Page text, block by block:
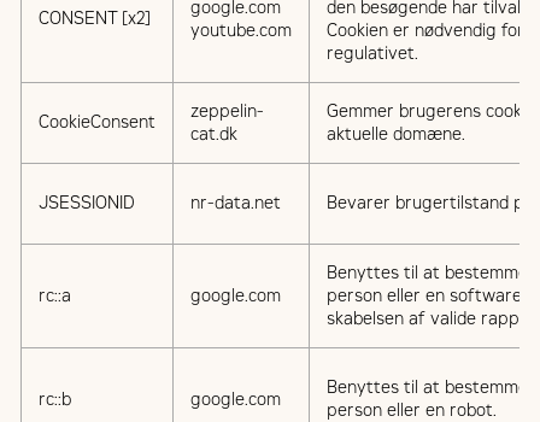
CONSENT [x2]
google.com
youtube.com
den besøgende har
Cookien er nødvendig for
regulativet.
CookieConsent
zeppelin-
cat.dk
Gemmer brugerens
aktuelle domæne.
JSESSIONID nr-data.net Bevarer brugertilstand
rc::a google.com
Benyttes til at bestemme,
person eller en software-
skabelsen af valide
rc::b google.com
Benyttes til at bestemme,
person eller en robot.